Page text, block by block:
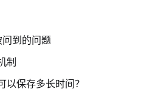
到的问题
制
以保存多长时间？